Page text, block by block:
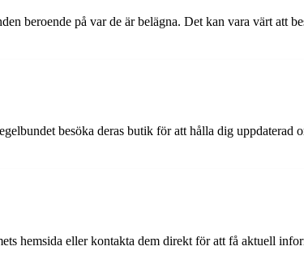
beroende på var de är belägna. Det kan vara värt att
besöka deras butik för att hålla dig uppdaterad
hemsida eller kontakta dem direkt för att få aktuell